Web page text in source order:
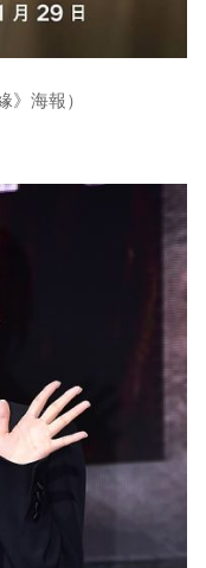
》海報）